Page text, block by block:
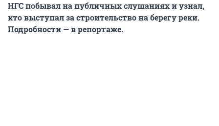
НГС побывал на публичных слушаниях и узнал,
кто выступал за строительство на берегу реки.
Подробности — в репортаже.